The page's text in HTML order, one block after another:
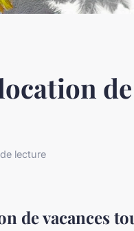
lecture
de vacances